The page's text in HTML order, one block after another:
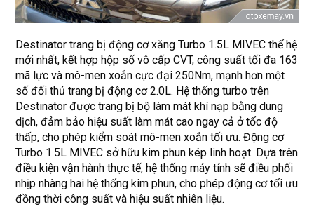
Destinator trang bị động cơ xăng Turbo 1.5L MIVEC thế hệ
mới nhất, kết hợp hộp số vô cấp CVT, công suất tối đa 163
mã lực và mô-men xoắn cực đại 250Nm, mạnh hơn một
số đối thủ trang bị động cơ 2.0L. Hệ thống turbo trên
Destinator được trang bị bộ làm mát khí nạp bằng dung
dịch, đảm bảo hiệu suất làm mát cao ngay cả ở tốc độ
thấp, cho phép kiểm soát mô-men xoắn tối ưu. Động cơ
Turbo 1.5L MIVEC sở hữu kim phun kép linh hoạt. Dựa trên
điều kiện vận hành thực tế, hệ thống máy tính sẽ điều phối
nhịp nhàng hai hệ thống kim phun, cho phép động cơ tối ưu
đồng thời công suất và hiệu suất nhiên liệu.